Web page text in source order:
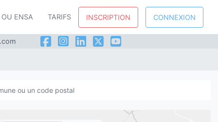
OU ENSA TARIFS INSCRIPTION CONNEXION